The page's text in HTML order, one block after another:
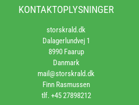
KONTAKTOPLYSNINGER
storskrald.dk
Dalagerlundvej 1
8990 Faarup
Danmark
mail@storskrald.dk
Finn Rasmussen
tlf. +45 27898212